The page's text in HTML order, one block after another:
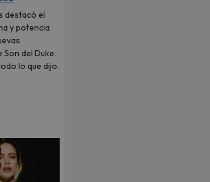
destacó el
y potencia
del Duke.
lo que dijo.